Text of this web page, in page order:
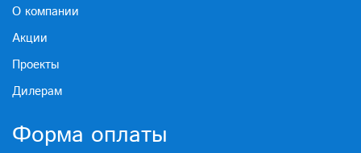
О компании
Акции
Проекты
Дилерам
Форма оплаты